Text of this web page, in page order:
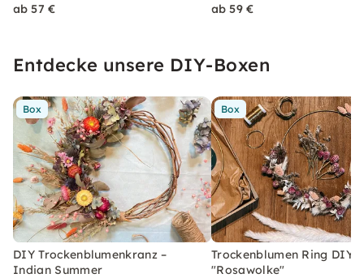
ab 57 € ab 59 €
Entdecke unsere DIY-Boxen
Box
DIY Trockenblumenkranz –
Indian Summer
Box
Trockenblumen Ring DIY-
"Rosawolke"